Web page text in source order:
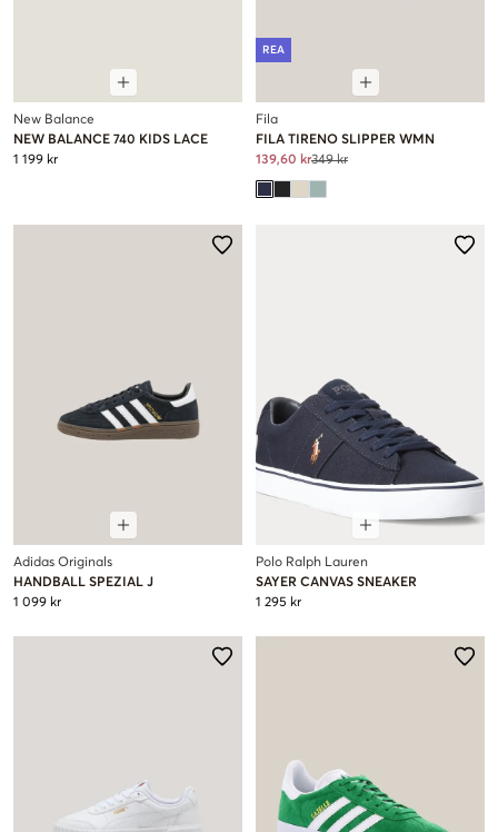
New Balance
NEW BALANCE 740 KIDS LACE
1 199 kr
REA
Fila
FILA TIRENO SLIPPER WMN
139,60 kr349 kr
Adidas Originals
HANDBALL SPEZIAL J
1 099 kr
Polo Ralph Lauren
SAYER CANVAS SNEAKER
1 295 kr